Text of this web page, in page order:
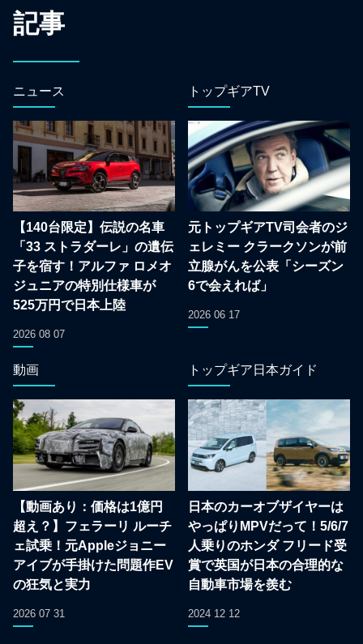
記事
ニュース
【140台限定】伝説の名車
「33 ストラダーレ」の遺伝
子を宿す！アルファ ロメオ
ジュニアの特別仕様車が
525万円で日本上陸
2026 08 07
トップギアTV
元トップギアTV司会者のジ
ェレミー クラークソンが前
立腺がんを公表「シーズン
6で会えれば」
2026 06 17
動画
【動画あり：価格は1億円
超え？】フェラーリ ルーチ
ェ試乗！元Appleジョニー
アイブが手掛けた問題作EV
の狂気と実力
2026 07 31
トップギア日本ガイド
日本のカーオブザイヤーは
やっぱりMPVだって！5/6/7
人乗りのホンダ フリード受
賞で英国が日本の合理的な
自動車市場を羨む
2024 12 12